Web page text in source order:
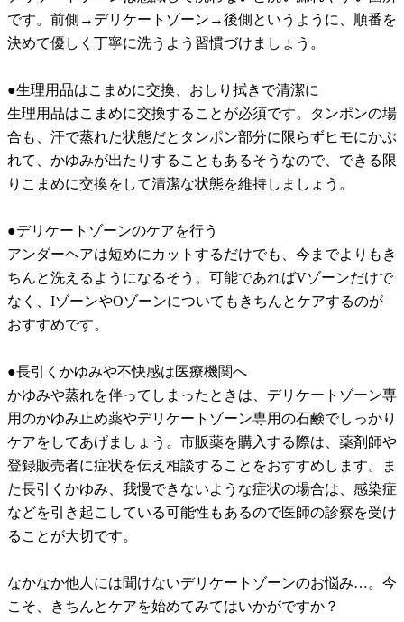
です。前側→デリケートゾーン→後側というように、順番を
決めて優しく丁寧に洗うよう習慣づけましょう。
●生理用品はこまめに交換、おしり拭きで清潔に
生理用品はこまめに交換することが必須です。タンポンの場
合も、汗で蒸れた状態だとタンポン部分に限らずヒモにかぶ
れて、かゆみが出たりすることもあるそうなので、できる限
りこまめに交換をして清潔な状態を維持しましょう。
●デリケートゾーンのケアを行う
アンダーヘアは短めにカットするだけでも、今までよりもき
ちんと洗えるようになるそう。可能であればVゾーンだけで
なく、IゾーンやOゾーンについてもきちんとケアするのが
おすすめです。
●長引くかゆみや不快感は医療機関へ
かゆみや蒸れを伴ってしまったときは、デリケートゾーン専
用のかゆみ止め薬やデリケートゾーン専用の石鹸でしっかり
ケアをしてあげましょう。市販薬を購入する際は、薬剤師や
登録販売者に症状を伝え相談することをおすすめします。ま
た長引くかゆみ、我慢できないような症状の場合は、感染症
などを引き起こしている可能性もあるので医師の診察を受け
ることが大切です。
なかなか他人には聞けないデリケートゾーンのお悩み…。今
こそ、きちんとケアを始めてみてはいかがですか？